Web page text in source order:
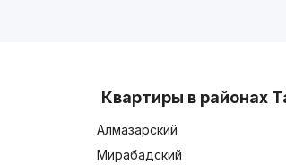
Квартиры в районах
Алмазарский
Мирабадский